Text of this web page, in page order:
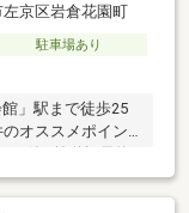
京区岩倉花園町
駐車場あり
」駅まで徒歩25
オススメポイン
（事前に必ず予
19：00土日祝は勿